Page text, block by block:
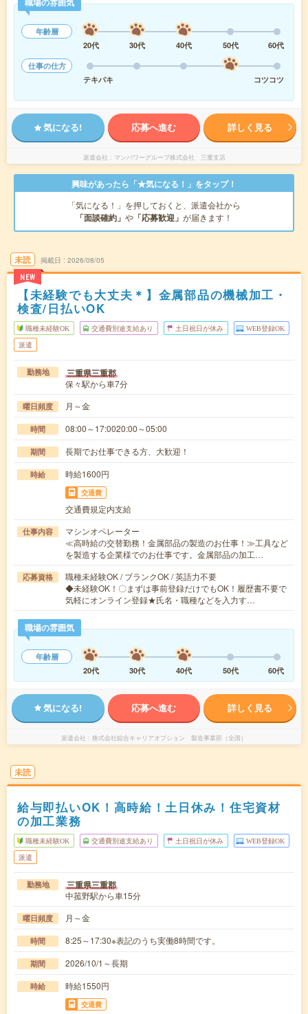
年齢層
20代
30代 40代 50代
60代
仕事の仕方
テキパキ
コツコツ
気になる! 応募へ進む 詳しく見る
派遣会社 マンパワーグループ株式会社 三重支店
興味があったら「★気になる！」をタップ！
「気になる！」を押しておくと、派遣会社から
「面談確約」 や 「応募歓迎」 が届きます！
未読
NEW
掲載日 2026/08/05
【未経験でも大丈夫＊】金属部品の機械加工・
検査/日払いOK
職種未経験OK 交通費別途支給あり 土日祝日が休み WEB登録OK
派遣
勤務地 三重県三重郡
保々駅から車7分
曜日頻度 月～金
時間 08:00～17:0020:00～05:00
期間 長期でお仕事できる方、大歓迎！
時給 時給1600円
交通費
交通費規定内支給
仕事内容
マシンオペレーター
≪高時給の交替勤務！金属部品の製造のお仕事！≫工具など
を製造する企業様でのお仕事です。金属部品の加工…
応募資格
職種未経験OK / ブランクOK / 英語力不要
◆未経験OK！〇まずは事前登録だけでもOK！履歴書不要で
気軽にオンライン登録★氏名・職種などを入力す…
職場の雰囲気
年齢層
20代
30代 40代 50代 60代
気になる! 応募へ進む 詳しく見る
派遣会社 株式会社綜合キャリアオプション 製造事業部（全国）
未読
給与即払いOK！高時給！土日休み！住宅資材
の加工業務
職種未経験OK 交通費別途支給あり 土日祝日が休み WEB登録OK
派遣
勤務地 三重県三重郡
中菰野駅から車15分
曜日頻度 月～金
時間 8:25～17:30※表記のうち実働8時間です。
期間 2026/10/1～長期
時給 時給1550円
交通費